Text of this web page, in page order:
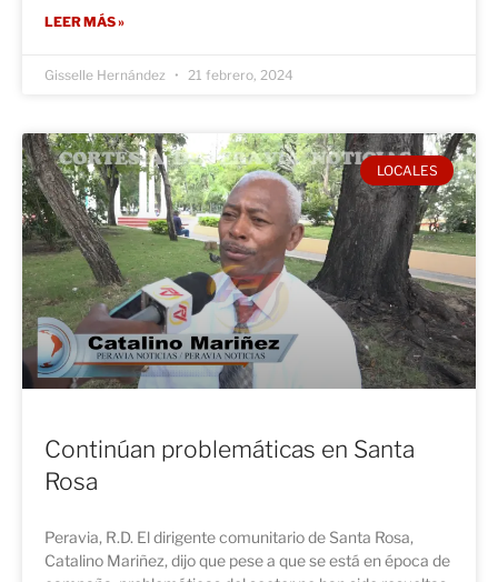
LEER MÁS »
Gisselle Hernández 21 febrero, 2024
LOCALES
Continúan problemáticas en Santa
Rosa
Peravia, R.D. El dirigente comunitario de Santa Rosa,
Catalino Mariñez, dijo que pese a que se está en época de